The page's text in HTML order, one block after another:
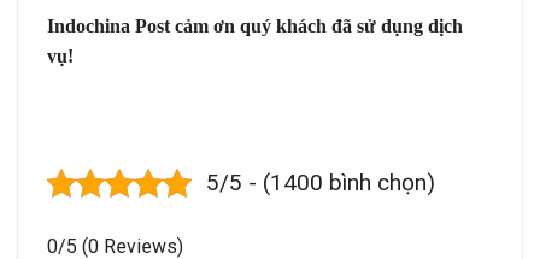
Indochina Post cảm ơn quý khách đã sử dụng dịch
vụ!
5/5 - (1400 bình chọn)
0/5 (0 Reviews)